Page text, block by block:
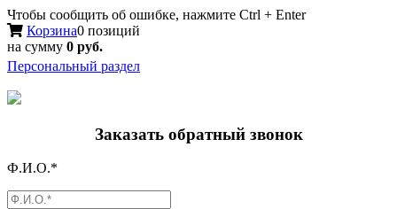
Чтобы сообщить об ошибке, нажмите Ctrl + Enter
Корзина0 позиций
на сумму 0 руб.
Персональный раздел
Заказать обратный звонок
Ф.И.О.*